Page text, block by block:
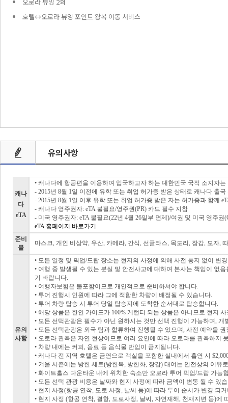
호텔↔오로라 뷰잉 포인트 왕복 이동 서비스
유의사항
캐나
다
eTA
• 캐나다에 항공편을 이용하여 입국하고자 하는 대한민국 국적 소지자
- 2015년 8월 1일 이전에 유학 또는 취업 허가증 받은 상태로 캐나다 출국
- 2015년 8월 1일 이후 유학 또는 취업 허가증 받은 자는 허가증과 함께
- 캐나다 영주권자: eTA 불필요/영주권(PR) 카드 필수 지참
- 미국 영주권자: eTA 불필요(22년 4월 26일부 면제)/여권 및 미국 영주권
eTA 홈페이지 바로가기
준비
물
마스크, 개인 비상약, 우산, 카메라, 간식, 선글라스, 목도리, 장갑, 모자,
유의
사항
• 모든 일정 및 픽업/드랍 장소는 현지의 사정에 의해 사전 통지 없이 변
• 여행 중 발생될 수 있는 분실 및 안전사고에 대하여 본사는 책임이 없
기 바랍니다.
• 여행자보험은 불포함이므로 개인적으로 준비하셔야 합니다.
• 투어 진행시 인원에 따라 그에 적합한 차량이 배정될 수 있습니다.
• 투어 차량 탑승 시 투어 당일 탑승지에 도착한 순서대로 탑승합니다.
• 해당 상품은 한인 가이드가 100% 게런티 되는 상품은 아니므로 현지
• 모든 선택관광은 필수가 아닌 원하시는 것만 선택 진행이 가능하며,
• 모든 선택관광은 외국 팀과 합류하여 진행될 수 있으며, 사전 예약을
• 오로라 관측은 자연 현상이므로 여러 요인에 따라 오로라를 관측하지
• 차량 내에는 커피, 음료 등 음식물 반입이 금지됩니다.
• 캐나다 전 지역 호텔은 금연으로 객실을 포함한 실내에서 흡연 시
• 겨울 시즌에는 방한 세트(방한복, 방한화, 장갑) 대여는 안전상의 이유
• 화이트홀스 다운타운 내에 위치한 숙소만 오로라 투어 픽업/드랍 가능
• 모든 선택 관광 비용은 날짜와 현지 사정에 따라 금액이 변동 될 수 있
• 현지 사정(항공 연착, 도로 사정, 날씨 등)에 따라 투어 순서가 변경 되
• 현지 사정 (항공 연착, 결항, 도로사정, 날씨, 자연재해, 천재지변 등)